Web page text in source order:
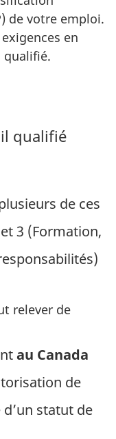
de votre emploi.
en
qualifié.
qualifié
de ces
3 (Formation,
relever de
au Canada
de
statut de